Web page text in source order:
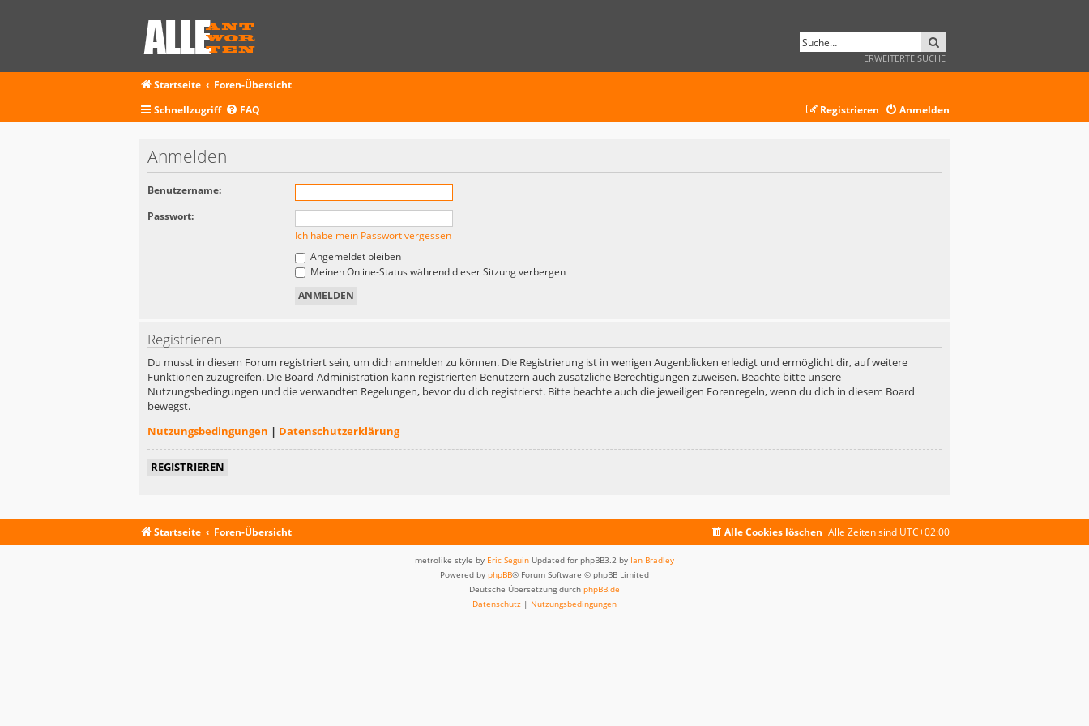
ERWEITERTE SUCHE
Startseite
Foren-Übersicht
Schnellzugriff
FAQ Anmelden
Registrieren
Anmelden
Benutzername:
Passwort:
Ich habe mein Passwort vergessen
Angemeldet bleiben
Meinen Online-Status während dieser Sitzung verbergen
Registrieren
Du musst in diesem Forum registriert sein, um dich anmelden zu können. Die Registrierung ist in wenigen Augenblicken erledigt und ermöglicht dir, auf weitere
Funktionen zuzugreifen. Die Board-Administration kann registrierten Benutzern auch zusätzliche Berechtigungen zuweisen. Beachte bitte unsere
Nutzungsbedingungen und die verwandten Regelungen, bevor du dich registrierst. Bitte beachte auch die jeweiligen Forenregeln, wenn du dich in diesem Board
bewegst.
Nutzungsbedingungen | Datenschutzerklärung
REGISTRIEREN
Startseite Foren-Übersicht Alle Zeiten sind UTC+02:00
Alle Cookies löschen
metrolike style by Eric Seguin Updated for phpBB3.2 by Ian Bradley
Powered by phpBB® Forum Software © phpBB Limited
Deutsche Übersetzung durch phpBB.de
Datenschutz | Nutzungsbedingungen